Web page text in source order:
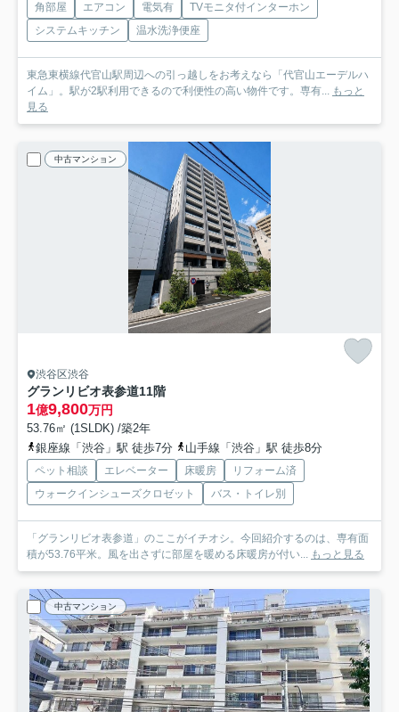
角部屋 エアコン 電気有
TVモニタ付インターホン
システムキッチン
温水洗浄便座
東急東横線代官山駅周辺への引っ越しをお考えなら「代官山エーデルハ
イム」。駅が2駅利用できるので利便性の高い物件です。専有... もっと
見る
中古マンション
渋谷区渋谷
グランリビオ表参道11階
1億9,800万円
53.76㎡ (1SLDK) /築2年
銀座線「渋谷」駅 徒歩7分
山手線「渋谷」駅 徒歩8分
ペット相談 エレベーター 床暖房
リフォーム済
ウォークインシューズクロゼット
バス・トイレ別
「グランリビオ表参道」のここがイチオシ。今回紹介するのは、専有面
積が53.76平米。風を出さずに部屋を暖める床暖房が付い... もっと見る
中古マンション